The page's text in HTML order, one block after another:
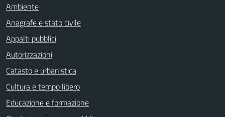
Ambiente
Anagrafe e stato civile
Appalti pubblici
Autorizzazioni
Catasto e urbanistica
Cultura e tempo libero
Educazione e formazione